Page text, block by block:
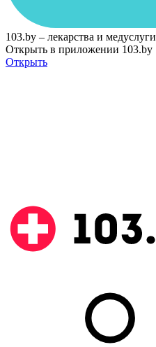
103.by – лекарства и медуслуги
Открыть в приложении 103.by
Открыть